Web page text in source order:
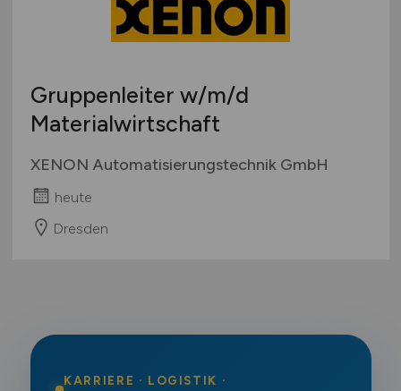
Gruppenleiter w/m/d
Materialwirtschaft
XENON Automatisierungstechnik GmbH
heute
Dresden
KARRIERE · LOGISTIK ·